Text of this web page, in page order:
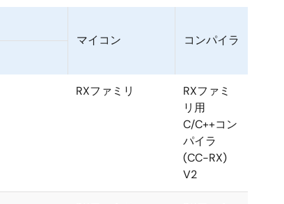
マイコン
コンパイラ
RXファミリ
RXファミ
リ用
C/C++コン
パイラ
(CC-RX)
V2